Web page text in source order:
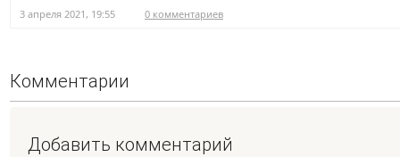
3 апреля 2021, 19:55 0 комментариев
Комментарии
Добавить комментарий